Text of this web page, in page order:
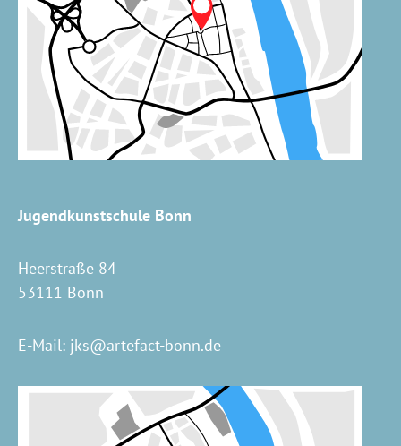
Jugendkunstschule Bonn
Heerstraße 84
53111 Bonn
E-Mail: jks@artefact-bonn.de